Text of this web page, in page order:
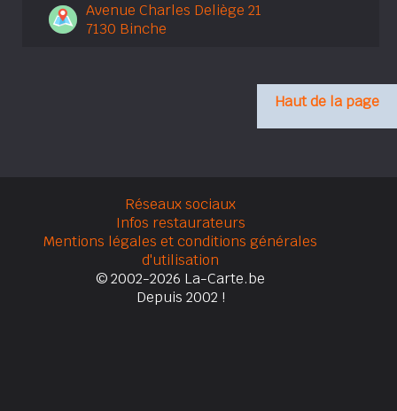
Avenue Charles Deliège 21
7130 Binche
Haut de la page
Réseaux sociaux
Infos restaurateurs
Mentions légales et conditions générales
d'utilisation
© 2002-2026 La-Carte.be
Depuis 2002 !